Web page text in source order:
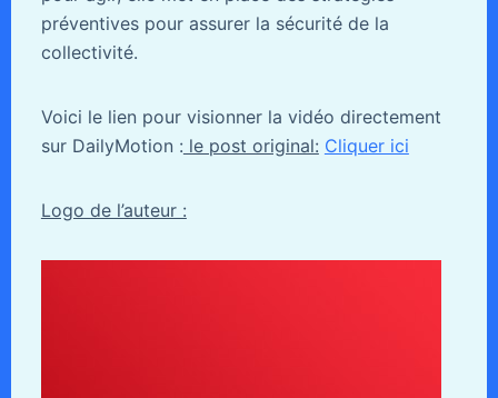
préventives pour assurer la sécurité de la
collectivité.
Voici le lien pour visionner la vidéo directement
sur DailyMotion : le post original: Cliquer ici
Logo de l’auteur :